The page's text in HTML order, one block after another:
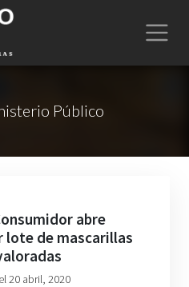
Público
abre
lote de mascarillas
20 abril, 2020